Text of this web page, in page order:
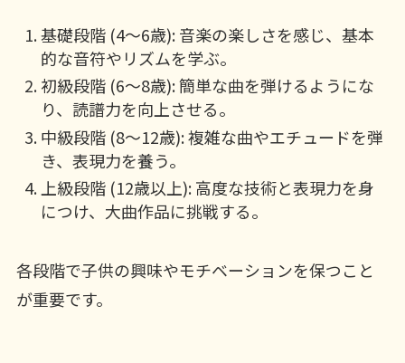
基礎段階 (4〜6歳): 音楽の楽しさを感じ、基本
的な音符やリズムを学ぶ。
初級段階 (6〜8歳): 簡単な曲を弾けるようにな
り、読譜力を向上させる。
中級段階 (8〜12歳): 複雑な曲やエチュードを弾
き、表現力を養う。
上級段階 (12歳以上): 高度な技術と表現力を身
につけ、大曲作品に挑戦する。
各段階で子供の興味やモチベーションを保つこと
が重要です。